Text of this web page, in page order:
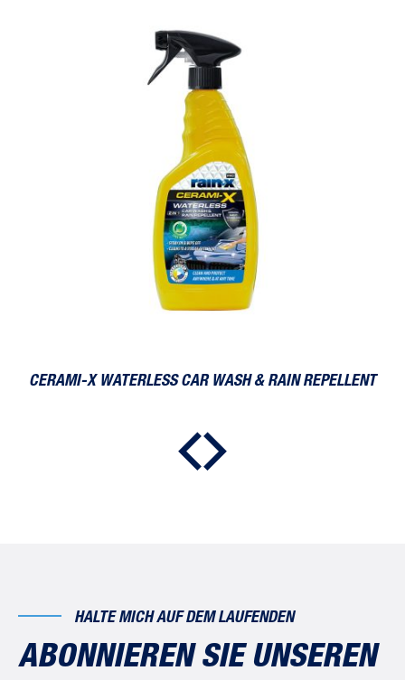
CERAMI-X WATERLESS CAR WASH & RAIN REPELLENT
HALTE MICH AUF DEM LAUFENDEN
ABONNIEREN SIE UNSEREN